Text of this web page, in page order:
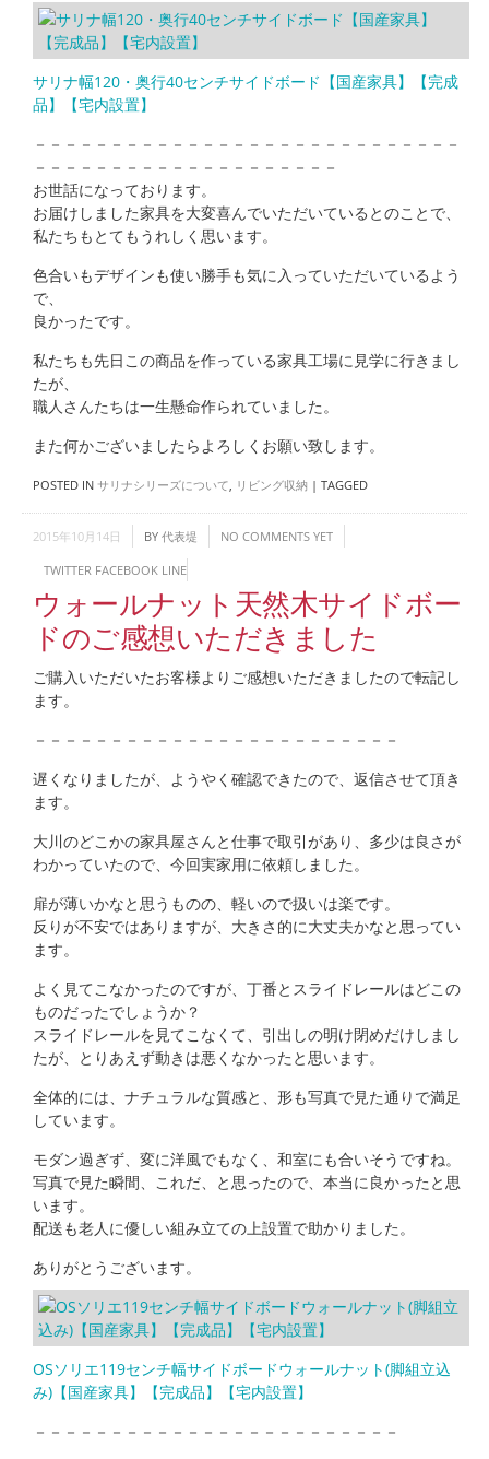
サリナ幅120・奥行40センチサイドボード【国産家具】【完成
品】【宅内設置】
－－－－－－－－－－－－－－－－－－－－－－－－－－－－
－－－－－－－－－－－－－－－－－－－－
お世話になっております。
お届けしました家具を大変喜んでいただいているとのことで、
私たちもとてもうれしく思います。
色合いもデザインも使い勝手も気に入っていただいているよう
で、
良かったです。
私たちも先日この商品を作っている家具工場に見学に行きまし
たが、
職人さんたちは一生懸命作られていました。
また何かございましたらよろしくお願い致します。
POSTED IN サリナシリーズについて, リビング収納 | TAGGED
2015年10月14日 BY 代表堤 NO COMMENTS YET
TWITTER FACEBOOK LINE
ウォールナット天然木サイドボー
ドのご感想いただきました
ご購入いただいたお客様よりご感想いただきましたので転記し
ます。
－－－－－－－－－－－－－－－－－－－－－－－－
遅くなりましたが、ようやく確認できたので、返信させて頂き
ます。
大川のどこかの家具屋さんと仕事で取引があり、多少は良さが
わかっていたので、今回実家用に依頼しました。
扉が薄いかなと思うものの、軽いので扱いは楽です。
反りが不安ではありますが、大きさ的に大丈夫かなと思ってい
ます。
よく見てこなかったのですが、丁番とスライドレールはどこの
ものだったでしょうか？
スライドレールを見てこなくて、引出しの明け閉めだけしまし
たが、とりあえず動きは悪くなかったと思います。
全体的には、ナチュラルな質感と、形も写真で見た通りで満足
しています。
モダン過ぎず、変に洋風でもなく、和室にも合いそうですね。
写真で見た瞬間、これだ、と思ったので、本当に良かったと思
います。
配送も老人に優しい組み立ての上設置で助かりました。
ありがとうございます。
OSソリエ119センチ幅サイドボードウォールナット(脚組立込
み)【国産家具】【完成品】【宅内設置】
－－－－－－－－－－－－－－－－－－－－－－－－